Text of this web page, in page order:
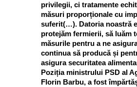
privilegii, ci tratamente
măsuri proporționale cu
suferit(…). Datoria noastră
protejăm fermierii, să luăm
măsurile pentru a ne
continua să producă și
asigura securitatea
Poziția ministrului PSD al
Florin Barbu, a fost